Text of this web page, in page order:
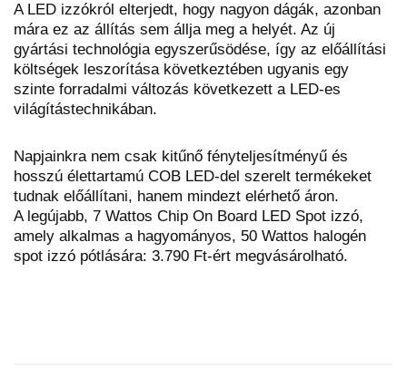
A LED izzókról elterjedt, hogy nagyon dágák, azonban
mára ez az állítás sem állja meg a helyét. Az új
gyártási technológia egyszerűsödése, így az előállítási
költségek leszorítása következtében ugyanis egy
szinte forradalmi változás következett a LED-es
világítástechnikában.
Napjainkra nem csak kitűnő fényteljesítményű és
hosszú élettartamú COB LED-del szerelt termékeket
tudnak előállítani, hanem mindezt elérhető áron.
A legújabb, 7 Wattos Chip On Board LED Spot izzó,
amely alkalmas a hagyományos, 50 Wattos halogén
spot izzó pótlására: 3.790 Ft-ért megvásárolható.